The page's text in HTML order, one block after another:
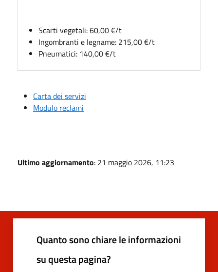
Scarti vegetali: 60,00 €/t
Ingombranti e legname: 215,00 €/t
Pneumatici: 140,00 €/t
Carta dei servizi
Modulo reclami
Ultimo aggiornamento: 21 maggio 2026, 11:23
Quanto sono chiare le informazioni
su questa pagina?